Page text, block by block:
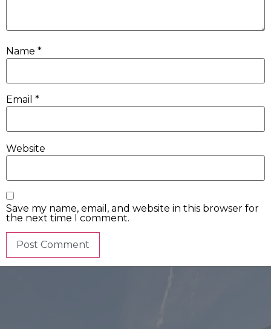
Name *
Email *
Website
Save my name, email, and website in this browser for
the next time I comment.